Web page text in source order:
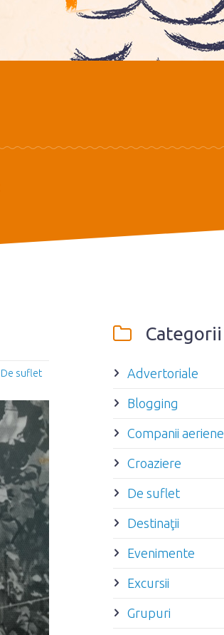
De suflet
Categorii
Advertoriale
Blogging
Companii aeriene
Croaziere
De suflet
Destinaţii
Evenimente
Excursii
Grupuri